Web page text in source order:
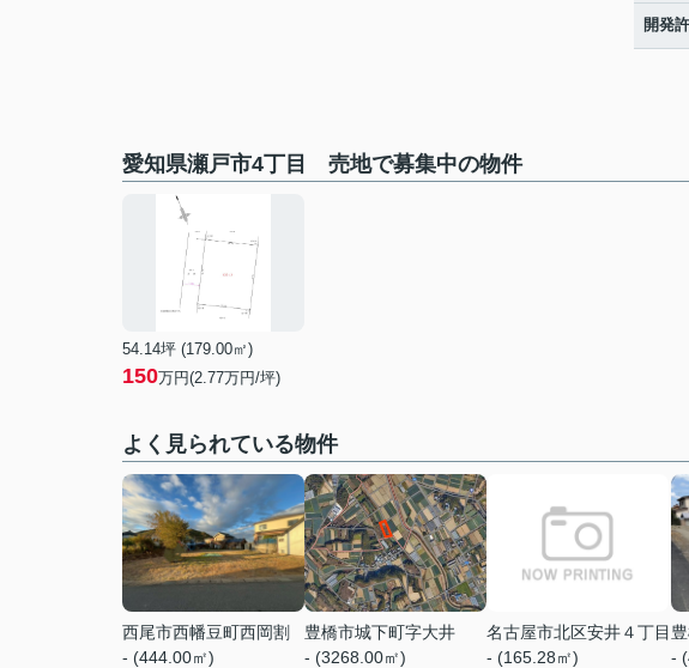
開発
愛知県瀬戸市4丁目 売地で募集中の物件
54.14坪 (179.00㎡)
150万円(2.77万円/坪)
よく見られている物件
西尾市西幡豆町西岡割
- (444.00㎡)
豊橋市城下町字大井
- (3268.00㎡)
名古屋市北区安井４丁目
- (165.28㎡)
-